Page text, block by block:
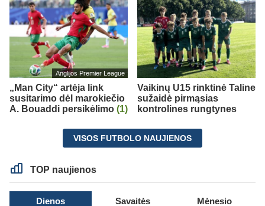
Anglijos Premier League
„Man City“ artėja link
susitarimo dėl marokiečio
A. Bouaddi persikėlimo (1)
Vaikinų U15 rinktinė Taline
sužaidė pirmąsias
kontrolines rungtynes
VISOS FUTBOLO NAUJIENOS
TOP naujienos
Dienos Savaitės Mėnesio